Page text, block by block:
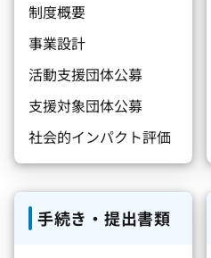
制度概要
事業設計
活動支援団体公募
支援対象団体公募
社会的インパクト評価
手続き・提出書類